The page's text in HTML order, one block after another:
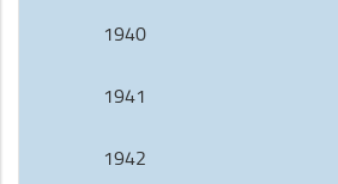
1940
1941
1942